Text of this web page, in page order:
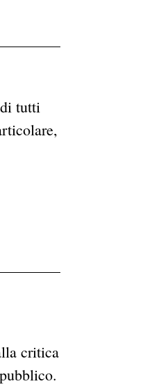
tutti
critica